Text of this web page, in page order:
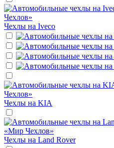
Чехлы на Iveco
Чехлы на KIA
Чехлы на Land Rover